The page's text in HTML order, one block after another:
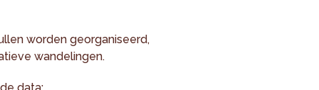
worden georganiseerd,
wandelingen.